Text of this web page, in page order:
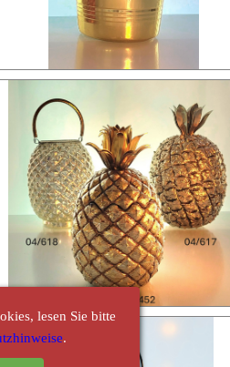
lesen Sie bitte
.